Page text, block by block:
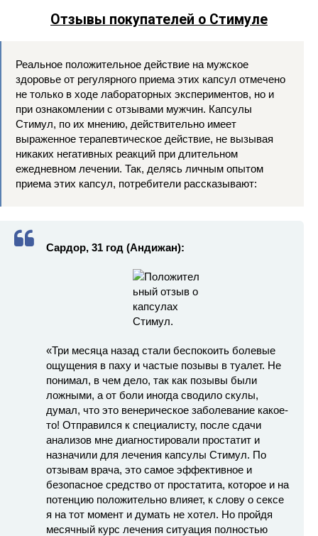
Отзывы покупателей о Стимуле
Реальное положительное действие на мужское
здоровье от регулярного приема этих капсул отмечено
не только в ходе лабораторных экспериментов, но и
при ознакомлении с отзывами мужчин. Капсулы
Стимул, по их мнению, действительно имеет
выраженное терапевтическое действие, не вызывая
никаких негативных реакций при длительном
ежедневном лечении. Так, делясь личным опытом
приема этих капсул, потребители рассказывают:
Сардор, 31 год (Андижан):
«Три месяца назад стали беспокоить болевые
ощущения в паху и частые позывы в туалет. Не
понимал, в чем дело, так как позывы были
ложными, а от боли иногда сводило скулы,
думал, что это венерическое заболевание какое-
то! Отправился к специалисту, после сдачи
анализов мне диагностировали простатит и
назначили для лечения капсулы Стимул. По
отзывам врача, это самое эффективное и
безопасное средство от простатита, которое и на
потенцию положительно влияет, к слову о сексе
я на тот момент и думать не хотел. Но пройдя
месячный курс лечения ситуация полностью